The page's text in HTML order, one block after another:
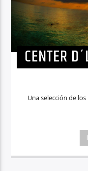
CENTER
Una selección de